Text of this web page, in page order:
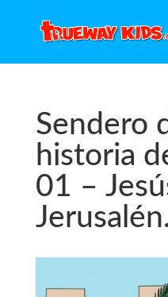
Sendero
historia
01 –
Jerusalén.